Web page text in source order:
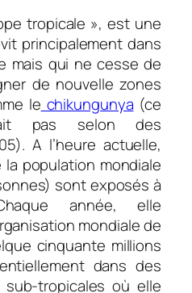
tropicale », est une
principalement dans
mais qui ne cesse de
de nouvelle zones
le chikungunya (ce
pas selon des
A l’heure actuelle,
population mondiale
sont exposés à
année, elle
mondiale de
cinquante millions
dans des
tropicales où elle